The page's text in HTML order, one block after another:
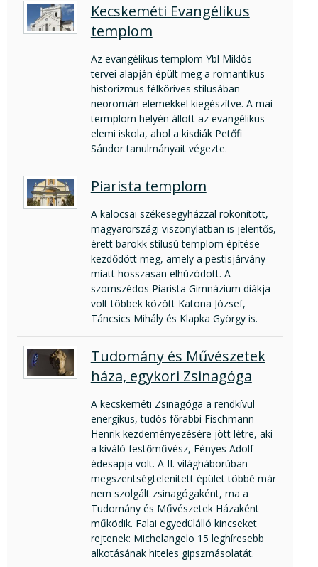
Kecskeméti Evangélikus
templom
Az evangélikus templom Ybl Miklós
tervei alapján épült meg a romantikus
historizmus félköríves stílusában
neoromán elemekkel kiegészítve. A mai
termplom helyén állott az evangélikus
elemi iskola, ahol a kisdiák Petőfi
Sándor tanulmányait végezte.
Piarista templom
A kalocsai székesegyházzal rokonított,
magyarországi viszonylatban is jelentős,
érett barokk stílusú templom építése
kezdődött meg, amely a pestisjárvány
miatt hosszasan elhúzódott. A
szomszédos Piarista Gimnázium diákja
volt többek között Katona József,
Táncsics Mihály és Klapka György is.
Tudomány és Művészetek
háza, egykori Zsinagóga
A kecskeméti Zsinagóga a rendkívül
energikus, tudós főrabbi Fischmann
Henrik kezdeményezésére jött létre, aki
a kiváló festőművész, Fényes Adolf
édesapja volt. A II. világháborúban
megszentségtelenített épület többé már
nem szolgált zsinagógaként, ma a
Tudomány és Művészetek Házaként
működik. Falai egyedülálló kincseket
rejtenek: Michelangelo 15 leghíresebb
alkotásának hiteles gipszmásolatát.